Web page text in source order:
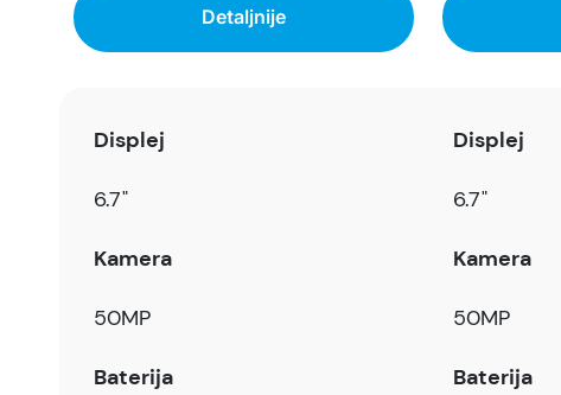
Detaljnije
Displej
6.7"
Kamera
50MP
Baterija
Displej
6.7"
Kamera
50MP
Baterija